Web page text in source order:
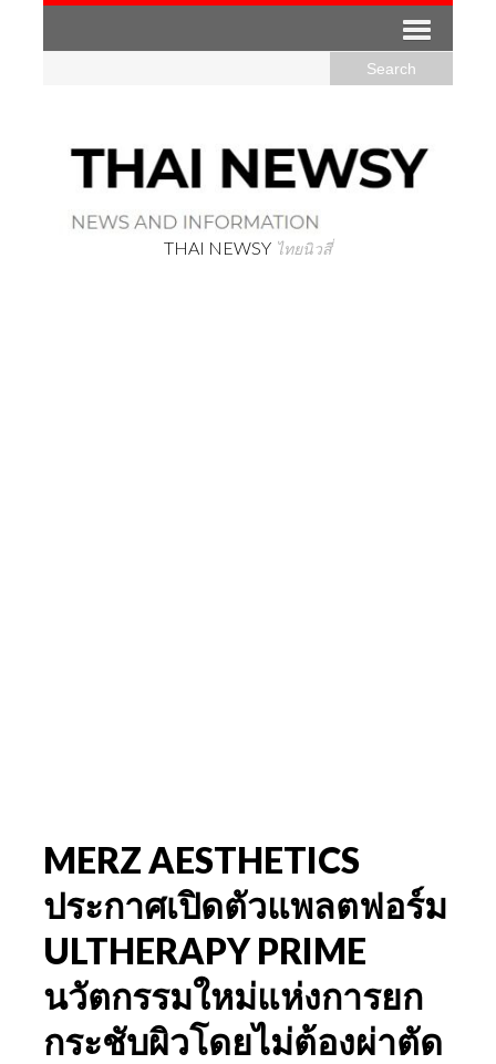
THAI NEWSY ไทยนิวสี่
MERZ AESTHETICS
ประกาศเปิดตัวแพลตฟอร์ม
ULTHERAPY PRIME
นวัตกรรมใหม่แห่งการยก
กระชับผิวโดยไม่ต้องผ่าตัด